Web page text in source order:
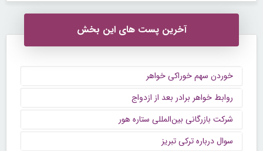
آخرین پست های این بخش
خوردن سهم خوراکی خواهر
روابط خواهر برادر بعد از ازدواج
شرکت بازرگانی بین‌المللی ستاره هور
سوال درباره ترکی تبریز